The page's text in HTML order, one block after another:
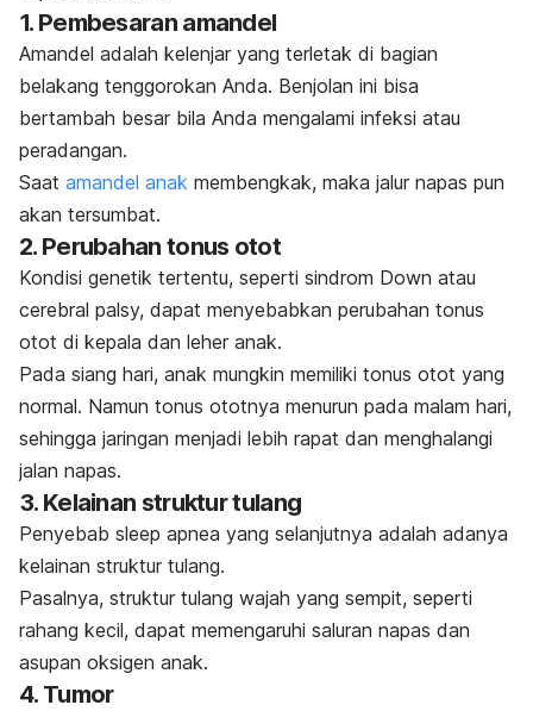
1. Pembesaran amandel
Amandel adalah kelenjar yang terletak di bagian
belakang tenggorokan Anda. Benjolan ini bisa
bertambah besar bila Anda mengalami infeksi atau
peradangan.
Saat amandel anak membengkak, maka jalur napas pun
akan tersumbat.
2. Perubahan tonus otot
Kondisi genetik tertentu, seperti sindrom Down atau
cerebral palsy, dapat menyebabkan perubahan tonus
otot di kepala dan leher anak.
Pada siang hari, anak mungkin memiliki tonus otot yang
normal. Namun tonus ototnya menurun pada malam hari,
sehingga jaringan menjadi lebih rapat dan menghalangi
jalan napas.
3. Kelainan struktur tulang
Penyebab sleep apnea yang selanjutnya adalah adanya
kelainan struktur tulang.
Pasalnya, struktur tulang wajah yang sempit, seperti
rahang kecil, dapat memengaruhi saluran napas dan
asupan oksigen anak.
4. Tumor